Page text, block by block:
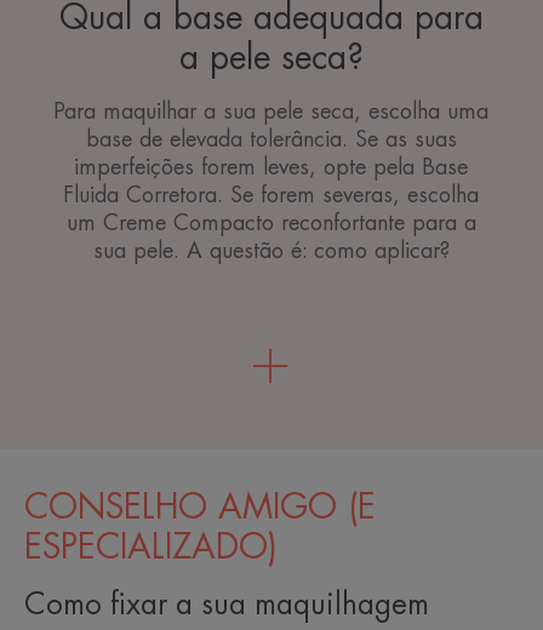
Qual a base adequada para
a pele seca?
Para maquilhar a sua pele seca, escolha uma
base de elevada tolerância. Se as suas
imperfeições forem leves, opte pela Base
Fluida Corretora. Se forem severas, escolha
um Creme Compacto reconfortante para a
sua pele. A questão é: como aplicar?
CONSELHO AMIGO (E
ESPECIALIZADO)
Como fixar a sua maquilhagem